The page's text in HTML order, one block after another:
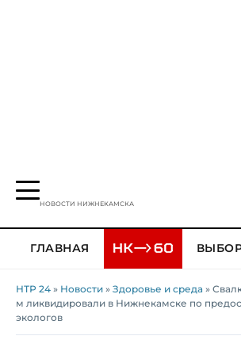
НОВОСТИ НИЖНЕКАМСКА
ГЛАВНАЯ
НТР 24 » Новости » Здоровье и среда »
м ликвидировали в Нижнекамске по
экологов